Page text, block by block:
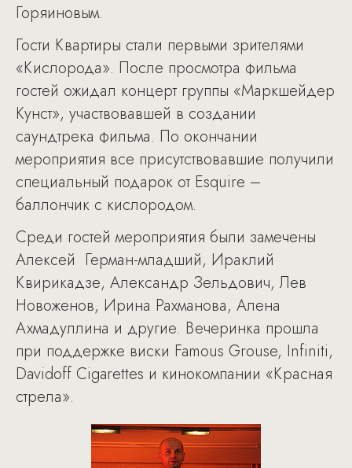
Горяиновым.
Гости Квартиры стали первыми зрителями
«Кислорода». После просмотра фильма
гостей ожидал концерт группы «Маркшейдер
Кунст», участвовавшей в создании
саундтрека фильма. По окончании
мероприятия все присутствовавшие получили
специальный подарок от Esquire –
баллончик с кислородом.
Среди гостей мероприятия были замечены
Алексей Герман-младший, Ираклий
Квирикадзе, Александр Зельдович, Лев
Новоженов, Ирина Рахманова, Алена
Ахмадуллина и другие. Вечеринка прошла
при поддержке виски Famous Grouse, Infiniti,
Davidoff Cigarettes и кинокомпании «Красная
стрела».